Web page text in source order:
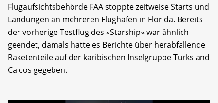
Flugaufsichtsbehörde FAA stoppte zeitweise Starts und
Landungen an mehreren Flughäfen in Florida. Bereits
der vorherige Testflug des «Starship» war ähnlich
geendet, damals hatte es Berichte über herabfallende
Raketenteile auf der karibischen Inselgruppe Turks and
Caicos gegeben.